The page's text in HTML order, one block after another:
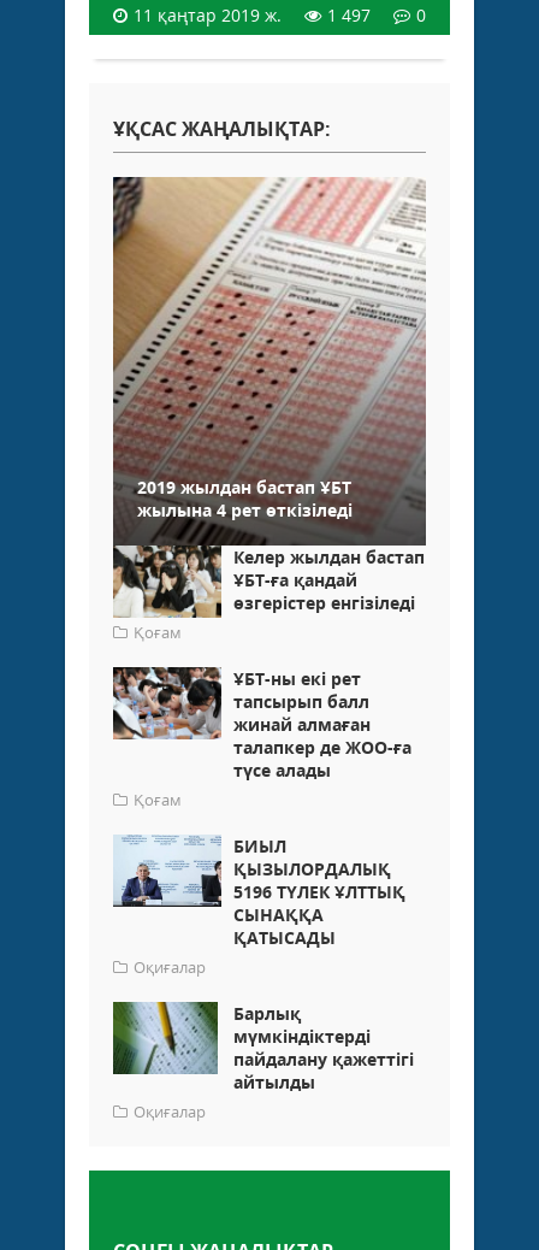
11 қаңтар 2019 ж.
1 497 0
ҰҚСАС ЖАҢАЛЫҚТАР:
2019 жылдан бастап ҰБТ
жылына 4 рет өткізіледі
Келер жылдан бастап
ҰБТ-ға қандай
өзгерістер енгізіледі
Қоғам
ҰБТ-ны екі рет
тапсырып балл
жинай алмаған
талапкер де ЖОО-ға
түсе алады
Қоғам
БИЫЛ
ҚЫЗЫЛОРДАЛЫҚ
5196 ТҮЛЕК ҰЛТТЫҚ
СЫНАҚҚА
ҚАТЫСАДЫ
Оқиғалар
Барлық
мүмкіндіктерді
пайдалану қажеттігі
айтылды
Оқиғалар